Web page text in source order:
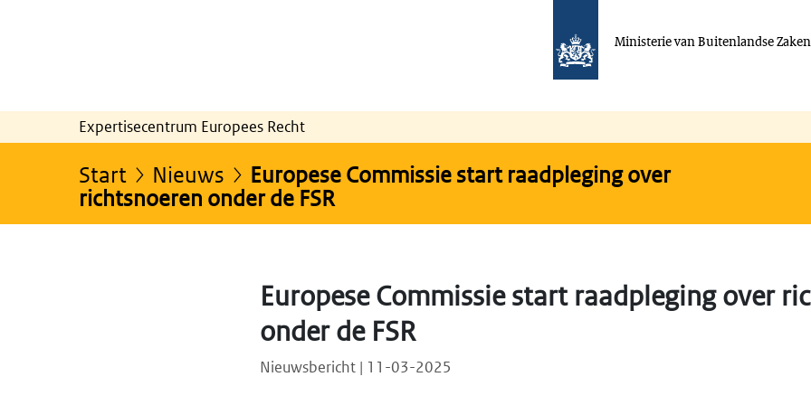
Ministerie van Buitenlandse Zaken
Expertisecentrum Europees Recht
Start Nieuws
Europese Commissie start raadpleging over
richtsnoeren onder de FSR
Europese Commissie start raadpleging over
onder de FSR
Nieuwsbericht | 11-03-2025